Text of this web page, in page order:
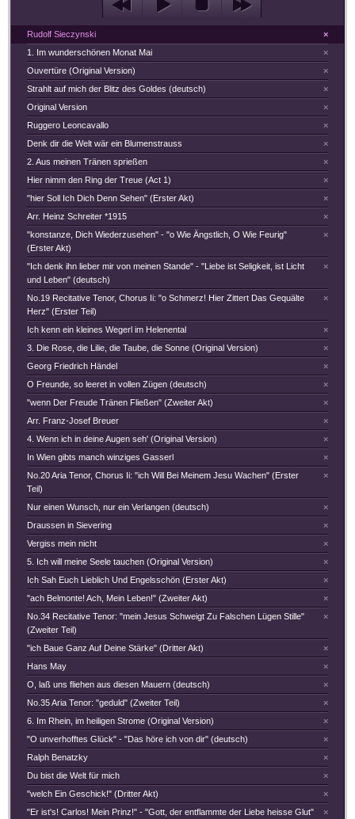
×
Rudolf Sieczynski
×
1. Im wunderschönen Monat Mai
×
Ouvertüre (Original Version)
×
Strahlt auf mich der Blitz des Goldes (deutsch)
×
Original Version
×
Ruggero Leoncavallo
×
Denk dir die Welt wär ein Blumenstrauss
×
2. Aus meinen Tränen sprießen
×
Hier nimm den Ring der Treue (Act 1)
×
"hier Soll Ich Dich Denn Sehen" (Erster Akt)
×
Arr. Heinz Schreiter *1915
×
"konstanze, Dich Wiederzusehen" - "o Wie Ängstlich, O Wie Feurig"
(Erster Akt)
×
"Ich denk ihn lieber mir von meinen Stande" - "Liebe ist Seligkeit, ist Licht
und Leben" (deutsch)
×
No.19 Recitative Tenor, Chorus Ii: "o Schmerz! Hier Zittert Das Gequälte
Herz" (Erster Teil)
×
Ich kenn ein kleines Wegerl im Helenental
×
3. Die Rose, die Lilie, die Taube, die Sonne (Original Version)
×
Georg Friedrich Händel
×
O Freunde, so leeret in vollen Zügen (deutsch)
×
"wenn Der Freude Tränen Fließen" (Zweiter Akt)
×
Arr. Franz-Josef Breuer
×
4. Wenn ich in deine Augen seh' (Original Version)
×
In Wien gibts manch winziges Gasserl
×
No.20 Aria Tenor, Chorus Ii: "ich Will Bei Meinem Jesu Wachen" (Erster
Teil)
×
Nur einen Wunsch, nur ein Verlangen (deutsch)
×
Draussen in Sievering
×
Vergiss mein nicht
×
5. Ich will meine Seele tauchen (Original Version)
×
Ich Sah Euch Lieblich Und Engelsschön (Erster Akt)
×
"ach Belmonte! Ach, Mein Leben!" (Zweiter Akt)
×
No.34 Recitative Tenor: "mein Jesus Schweigt Zu Falschen Lügen Stille"
(Zweiter Teil)
×
"ich Baue Ganz Auf Deine Stärke" (Dritter Akt)
×
Hans May
×
O, laß uns fliehen aus diesen Mauern (deutsch)
×
No.35 Aria Tenor: "geduld" (Zweiter Teil)
×
6. Im Rhein, im heiligen Strome (Original Version)
×
"O unverhofftes Glück" - "Das höre ich von dir" (deutsch)
×
Ralph Benatzky
×
Du bist die Welt für mich
×
"welch Ein Geschick!" (Dritter Akt)
×
"Er ist's! Carlos! Mein Prinz!" - "Gott, der entflammte der Liebe heisse Glut"